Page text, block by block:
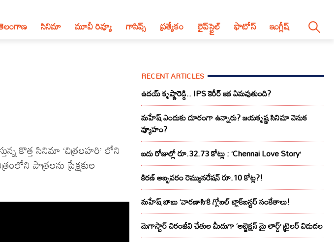
సినిమా మూవీ రివ్యూ గాసిప్స్ ప్రత్యేకం లైప్‌స్టైల్‌ ఫొటోస్ ఇంగ్లీష్
కొత్త సినిమా ‘చిత్రలహరి’ లోని
పాత్రలను ప్రేక్షకుల
RECENT ARTICLES
ఉదయ్ కృష్ణారెడ్డి.. IPS కెరీర్ ఇక ఏమవుతుంది?
మహేష్ ఎందుకు దూరంగా ఉన్నారు? జయకృష్ణ సినిమా వెనుక
వ్యూహం?
ఐదు రోజుల్లో రూ.32.73 కోట్లు : ‘Chennai Love Story’
కిరణ్ అబ్బవరం రెమ్యునరేషన్ రూ.10 కోట్ల?!
మహేష్ బాబు ‘వారణాసి’కి గ్లోబల్ బ్లాక్‌బస్టర్ సంకేతాలు!
మెగాస్టార్ చిరంజీవి చేతుల మీదుగా ‘అబ్జెక్ష‌న్ మై లార్డ్‌’ ట్రైల‌ర్ విడుద‌ల